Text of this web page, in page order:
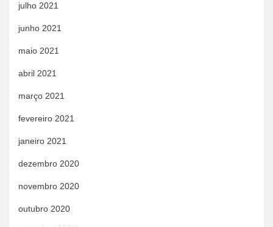
julho 2021
junho 2021
maio 2021
abril 2021
março 2021
fevereiro 2021
janeiro 2021
dezembro 2020
novembro 2020
outubro 2020